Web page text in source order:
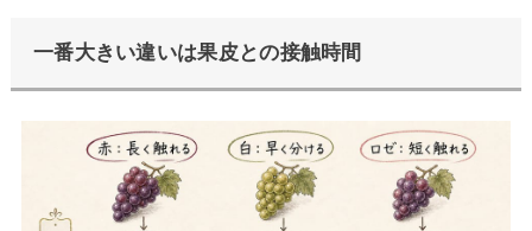
一番大きい違いは果皮との接触時間